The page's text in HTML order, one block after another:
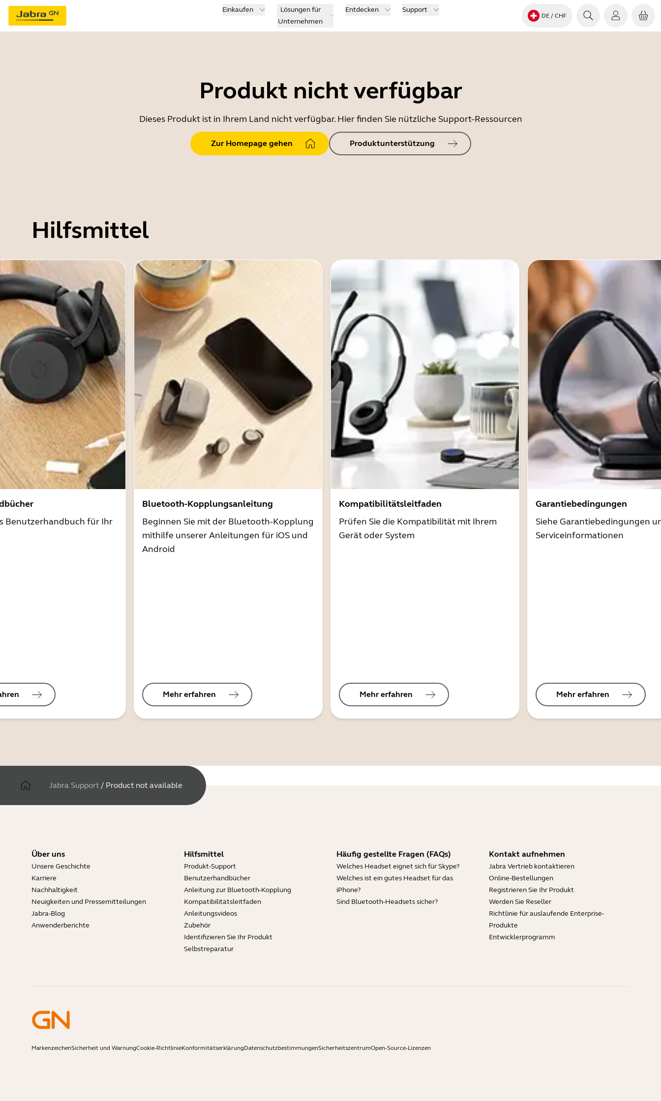
Einkaufen
Lösungen für
Unternehmen
Entdecken Support
DE / CHF
Produkt nicht verfügbar
Dieses Produkt ist in Ihrem Land nicht verfügbar. Hier finden Sie nützliche Support-Ressourcen
Zur Homepage gehen Produktunterstützung
Hilfsmittel
Benutzerhandbuch für Ihr
Bluetooth-Kopplungsanleitung
Beginnen Sie mit der Bluetooth-Kopplung
mithilfe unserer Anleitungen für iOS und
Android
Mehr erfahren
Kompatibilitätsleitfaden
Prüfen Sie die Kompatibilität mit Ihrem
Gerät oder System
Mehr erfahren
Garantiebedingungen
Siehe Garantiebedingungen
Serviceinformationen
Mehr erfahren
Jabra Support / Product not available
Über uns
Unsere Geschichte
Karriere
Nachhaltigkeit
Neuigkeiten und Pressemitteilungen
Jabra-Blog
Anwenderberichte
Hilfsmittel
Produkt-Support
Benutzerhandbücher
Anleitung zur Bluetooth-Kopplung
Kompatibilitätsleitfaden
Anleitungsvideos
Zubehör
Identifizieren Sie Ihr Produkt
Selbstreparatur
Häufig gestellte Fragen (FAQs)
Welches Headset eignet sich für Skype?
Welches ist ein gutes Headset für das
iPhone?
Sind Bluetooth-Headsets sicher?
Kontakt aufnehmen
Jabra Vertrieb kontaktieren
Online-Bestellungen
Registrieren Sie Ihr Produkt
Werden Sie Reseller
Richtlinie für auslaufende Enterprise-
Produkte
Entwicklerprogramm
MarkenzeichenSicherheit und WarnungCookie-RichtlinieKonformitätserklärungDatenschutzbestimmungenSicherheitszentrumOpen-Source-Lizenzen